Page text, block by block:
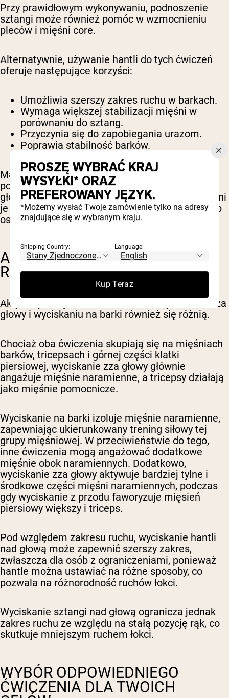
Przy prawidłowym wykonywaniu, podnoszenie
sztangi może również pomóc w wzmocnieniu
pleców i mięśni core.
Alternatywnie, używanie hantli do tych ćwiczeń
oferuje następujące korzyści:
Umożliwia szerszy zakres ruchu w barkach.
Wymaga większej stabilizacji mięśni w
porównaniu do sztang.
Przyczynia się do zapobiegania urazom.
Poprawia stabilność barków.
Maszyny z kolei oferują stabilność i wsparcie
podczas treningu. Pomagają one celować i
głównie angażować mięśnie naramienne, co czyni
je odpowiednim wyborem dla początkujących lub
osób z problemami stabilności barków.
AKTYWACJA MIĘŚNI I ZAKRES
RUCHU
Aktywacja mięśni i zakres ruchu w wyciskaniu zza
głowy i wyciskaniu na barki również się różnią.
Chociaż oba ćwiczenia skupiają się na mięśniach
barków, tricepsach i górnej części klatki
piersiowej, wyciskanie zza głowy głównie
angażuje mięśnie naramienne, a tricepsy działają
jako mięśnie pomocnicze.
Wyciskanie na barki izoluje mięśnie naramienne,
zapewniając ukierunkowany trening siłowy tej
grupy mięśniowej. W przeciwieństwie do tego,
inne ćwiczenia mogą angażować dodatkowe
mięśnie obok naramiennych. Dodatkowo,
wyciskanie zza głowy aktywuje bardziej tylne i
środkowe części mięśni naramiennych, podczas
gdy wyciskanie z przodu faworyzuje mięsień
piersiowy większy i triceps.
Pod względem zakresu ruchu, wyciskanie hantli
nad głową może zapewnić szerszy zakres,
zwłaszcza dla osób z ograniczeniami, ponieważ
hantle można ustawiać na różne sposoby, co
pozwala na różnorodność ruchów łokci.
Wyciskanie sztangi nad głową ogranicza jednak
zakres ruchu ze względu na stałą pozycję rąk, co
skutkuje mniejszym ruchem łokci.
WYBÓR ODPOWIEDNIEGO
ĆWICZENIA DLA TWOICH
PROSZĘ WYBRAĆ KRAJ
WYSYŁKI* ORAZ
PREFEROWANY JĘZYK.
*Możemy wysłać Twoje zamówienie tylko na adresy
znajdujące się w wybranym kraju.
Shipping Country: Language:
Kup Teraz